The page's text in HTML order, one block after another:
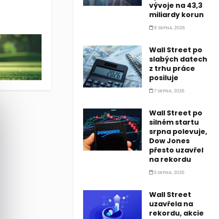
dolarů oproti odhadům analytiků na úrovni 8,36
vývoje na 43,3
miliardy korun
8 SRPNA, 2026
Wall Street po
slabých datech
z trhu práce
posiluje
7 SRPNA, 2026
Wall Street po
silném startu
srpna polevuje,
Dow Jones
přesto uzavřel
na rekordu
5 SRPNA, 2026
Wall Street
uzavřela na
rekordu, akcie